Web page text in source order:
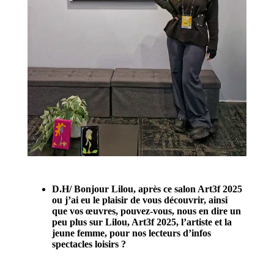
D.H/ Bonjour Lilou, après ce salon Art3f 2025
ou j’ai eu le plaisir de vous découvrir, ainsi
que vos œuvres, pouvez-vous, nous en dire un
peu plus sur Lilou, Art3f 2025, l’artiste et la
jeune femme, pour nos lecteurs d’infos
spectacles loisirs ?